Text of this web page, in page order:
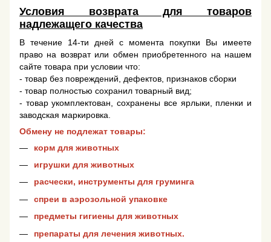
Условия возврата для товаров
надлежащего качества
В течение 14-ти дней с момента покупки Вы имеете
право на возврат или обмен приобретенного на нашем
сайте товара при условии что:
- товар без повреждений, дефектов, признаков сборки
- товар полностью сохранил товарный вид;
- товар укомплектован, сохранены все ярлыки, пленки и
заводская маркировка.
Обмену не подлежат товары:
корм для животных
игрушки для животных
расчески, инструменты для груминга
спреи в аэрозольной упаковке
предметы гигиены для животных
препараты для лечения животных.